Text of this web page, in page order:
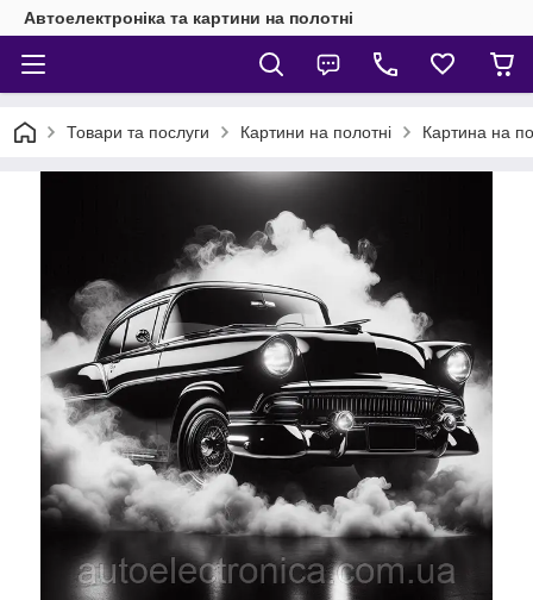
Автоелектроніка та картини на полотні
Товари та послуги Картини на полотні Картина на